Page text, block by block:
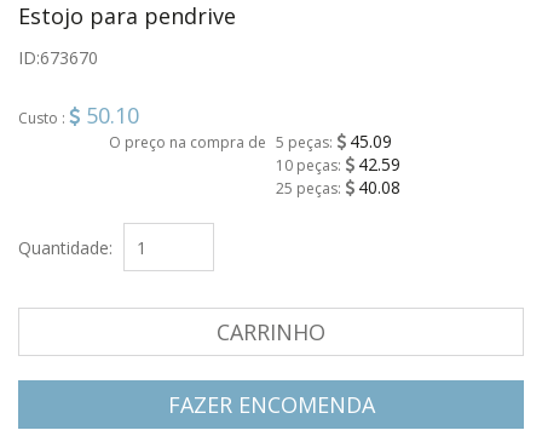
Estojo para pendrive
ID:673670
Custo : 50.10
O preço na compra de 5 peças: 45.09
10 peças: 42.59
25 peças: 40.08
Quantidade:
CARRINHO
FAZER ENCOMENDA